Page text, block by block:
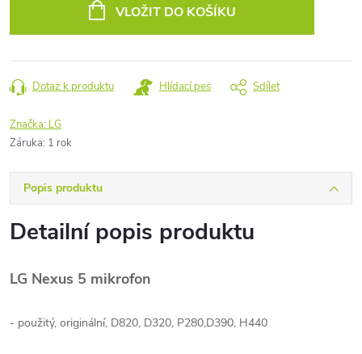
VLOŽIT DO KOŠÍKU
Dotaz k produktu Hlídací pes Sdílet
Značka: LG
Záruka: 1 rok
Popis produktu
Detailní popis produktu
LG Nexus 5 mikrofon
- použitý, originální, D820, D320, P280,D390, H440